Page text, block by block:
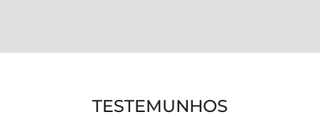
TESTEMUNHOS